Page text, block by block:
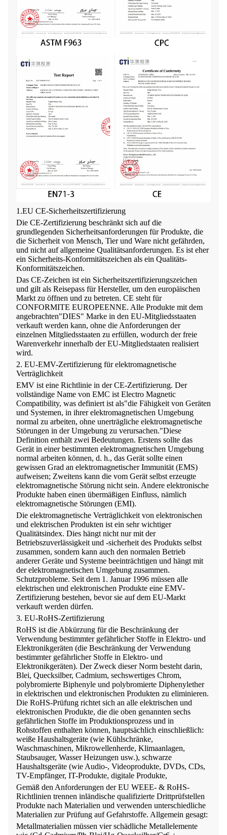
1.EU CE-Sicherheitszertifizierung
Die CE-Zertifizierung beschränkt sich auf die
grundlegenden Sicherheitsanforderungen für Produkte, die
die Sicherheit von Mensch, Tier und Ware nicht gefährden,
und nicht auf allgemeine Qualitätsanforderungen. Es ist eher
ein Sicherheits-Konformitätszeichen als ein Qualitäts-
Konformitätszeichen.
Das CE-Zeichen ist ein Sicherheitszertifizierungszeichen
und gilt als Reisepass für Hersteller, um den europäischen
Markt zu öffnen und zu betreten. CE steht für
CONFORMITE EUROPEENNE. Alle Produkte mit dem
angebrachten"DIES" Marke in den EU-Mitgliedsstaaten
verkauft werden kann, ohne die Anforderungen der
einzelnen Mitgliedsstaaten zu erfüllen, wodurch der freie
Warenverkehr innerhalb der EU-Mitgliedstaaten realisiert
wird.
2. EU-EMV-Zertifizierung für elektromagnetische
Verträglichkeit
EMV ist eine Richtlinie in der CE-Zertifizierung. Der
vollständige Name von EMC ist Electro Magnetic
Compatibility, was definiert ist als"die Fähigkeit von Geräten
und Systemen, in ihrer elektromagnetischen Umgebung
normal zu arbeiten, ohne unerträgliche elektromagnetische
Störungen in der Umgebung zu verursachen."Diese
Definition enthält zwei Bedeutungen. Erstens sollte das
Gerät in einer bestimmten elektromagnetischen Umgebung
normal arbeiten können, d. h., das Gerät sollte einen
gewissen Grad an elektromagnetischer Immunität (EMS)
aufweisen; Zweitens kann die vom Gerät selbst erzeugte
elektromagnetische Störung nicht sein. Andere elektronische
Produkte haben einen übermäßigen Einfluss, nämlich
elektromagnetische Störungen (EMI).
Die elektromagnetische Verträglichkeit von elektronischen
und elektrischen Produkten ist ein sehr wichtiger
Qualitätsindex. Dies hängt nicht nur mit der
Betriebszuverlässigkeit und -sicherheit des Produkts selbst
zusammen, sondern kann auch den normalen Betrieb
anderer Geräte und Systeme beeinträchtigen und hängt mit
der elektromagnetischen Umgebung zusammen.
Schutzprobleme. Seit dem 1. Januar 1996 müssen alle
elektrischen und elektronischen Produkte eine EMV-
Zertifizierung bestehen, bevor sie auf dem EU-Markt
verkauft werden dürfen.
3. EU-RoHS-Zertifizierung
RoHS ist die Abkürzung für die Beschränkung der
Verwendung bestimmter gefährlicher Stoffe in Elektro- und
Elektronikgeräten (die Beschränkung der Verwendung
bestimmter gefährlicher Stoffe in Elektro- und
Elektronikgeräten). Der Zweck dieser Norm besteht darin,
Blei, Quecksilber, Cadmium, sechswertiges Chrom,
polybromierte Biphenyle und polybromierte Diphenylether
in elektrischen und elektronischen Produkten zu eliminieren.
Die RoHS-Prüfung richtet sich an alle elektrischen und
elektronischen Produkte, die die oben genannten sechs
gefährlichen Stoffe im Produktionsprozess und in
Rohstoffen enthalten können, hauptsächlich einschließlich:
weiße Haushaltsgeräte (wie Kühlschränke,
Waschmaschinen, Mikrowellenherde, Klimaanlagen,
Staubsauger, Wasser Heizungen usw.), schwarze
Haushaltsgeräte (wie Audio-, Videoprodukte, DVDs, CDs,
TV-Empfänger, IT-Produkte, digitale Produkte,
Gemäß den Anforderungen der EU WEEE- & RoHS-
Richtlinien trennen inländische qualifizierte Drittprüfstellen
Produkte nach Materialien und verwenden unterschiedliche
Materialien zur Prüfung auf Gefahrstoffe. Allgemein gesagt:
Metallmaterialien müssen vier schädliche Metallelemente